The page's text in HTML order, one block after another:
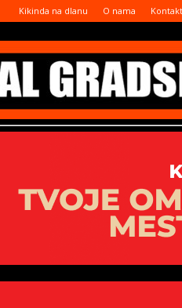
Kikinda na dlanu O nama Kontakt